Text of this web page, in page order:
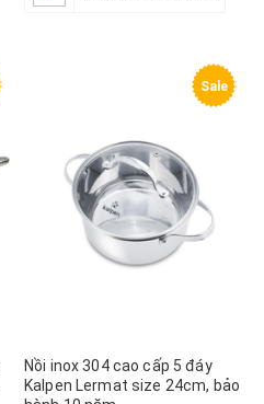
Sale
Nồi inox 304 cao cấp 5 đáy
Kalpen Lermat size 24cm, bảo